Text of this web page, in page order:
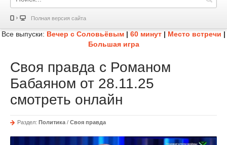
Полная версия сайта
Все выпуски: Вечер с Соловьёвым | 60 минут | Место встречи |
Большая игра
Своя правда с Романом
Бабаяном от 28.11.25
смотреть онлайн
Раздел: Политика / Своя правда